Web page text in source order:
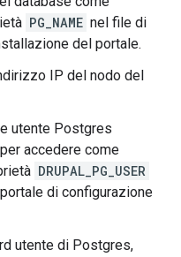
PG_NAME nel file di
del portale.
IP del nodo del
utente Postgres
accedere come
DRUPAL_PG_USER
di configurazione
utente di Postgres,